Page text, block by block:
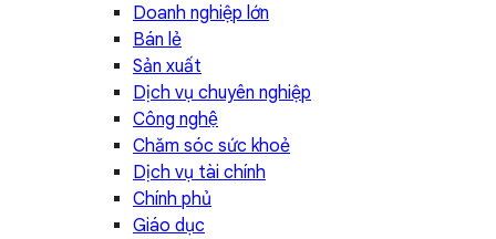
Doanh nghiệp lớn
Bán lẻ
Sản xuất
Dịch vụ chuyên nghiệp
Công nghệ
Chăm sóc sức khoẻ
Dịch vụ tài chính
Chính phủ
Giáo dục